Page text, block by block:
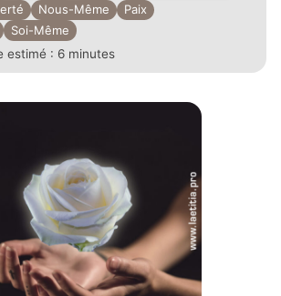
Nous-Même
Paix
Soi-Même
estimé : 6 minutes